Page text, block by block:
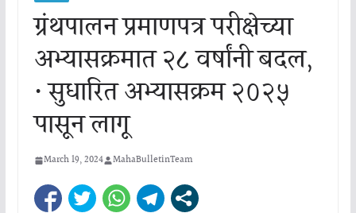
ग्रंथपालन प्रमाणपत्र परीक्षेच्या
अभ्यासक्रमात २८ वर्षांनी बदल,
• सुधारित अभ्यासक्रम २०२५
पासून लागू
March 19, 2024 MahaBulletinTeam